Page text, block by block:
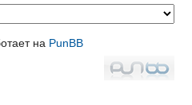
на PunBB